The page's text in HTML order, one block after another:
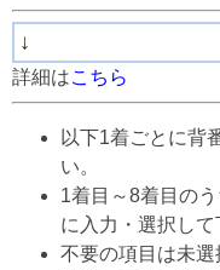
詳細はこちら
以下1着ごとに背
い。
1着目～8着目の
に入力・選択して
不要の項目は未選